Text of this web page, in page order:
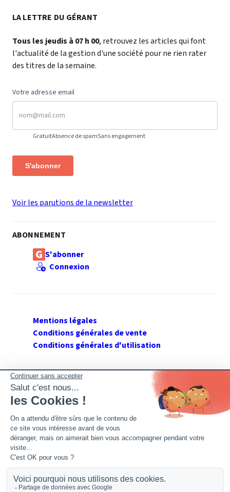
LA LETTRE DU GÉRANT
Tous les jeudis à 07 h 00, retrouvez les articles qui font
l'actualité de la gestion d'une société pour ne rien rater
des titres de la semaine.
Votre adresse email
GratuitAbsence de spamSans engagement
S'abonner
Voir les parutions de la newsletter
ABONNEMENT
S'abonner
Connexion
Mentions légales
Conditions générales de vente
Conditions générales d'utilisation
SUIVEZ GERANT DE SARL
Twitter
Facebook